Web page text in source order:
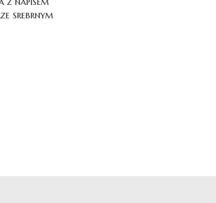
srebrnym